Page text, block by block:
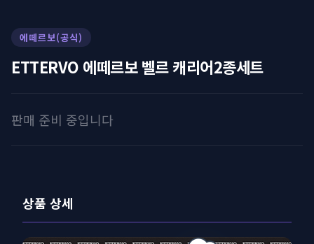
에떼르보(공식)
ETTERVO 에떼르보 벨르 캐리어2종세트
판매 준비 중입니다
상품 상세